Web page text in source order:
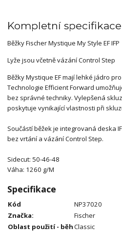
Kompletní specifikace
Běžky Fischer Mystique My Style EF IFP
Lyže jsou včetně vázání Control Step
Běžky Mystique EF mají lehké jádro
Technologie Efficient Forward
bez správné techniky. Vylepšená
poskytuje vynikající vlastnosti při
Součástí běžek je integrovaná deska
bez vrtání a vázání Control Step.
Sidecut: 50-46-48
Váha: 1260 g/M
Specifikace
Kód
NP37020
Značka:
Fischer
Oblast použití - běhClassic